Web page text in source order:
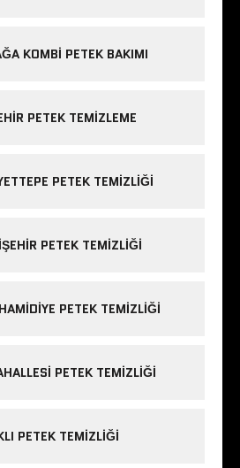
KOMBI PETEK BAKIMI
PETEK TEMIZLEME
PETEK TEMIZLIĞI
PETEK TEMIZLIĞI
PETEK TEMIZLIĞI
PETEK TEMIZLIĞI
PETEK TEMIZLIĞI